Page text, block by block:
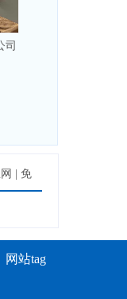
司
免
网站tag